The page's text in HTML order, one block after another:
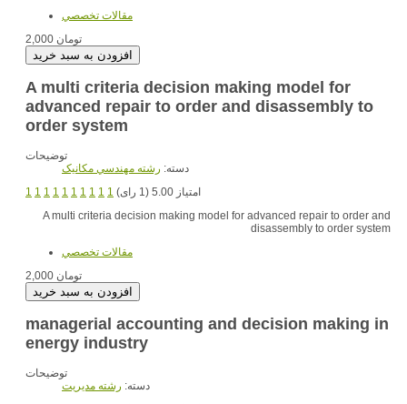
مقالات تخصصي
2,000 تومان
A multi criteria decision making model for
advanced repair to order and disassembly to
order system
توضیحات
دسته: رشته مهندسي مکانيک
1 1 1 1 1 1 1 1 1 1
امتیاز 5.00 (1 رای)
A multi criteria decision making model for advanced repair to order and
disassembly to order system
مقالات تخصصي
2,000 تومان
managerial accounting and decision making in
energy industry
توضیحات
دسته: رشته مديريت